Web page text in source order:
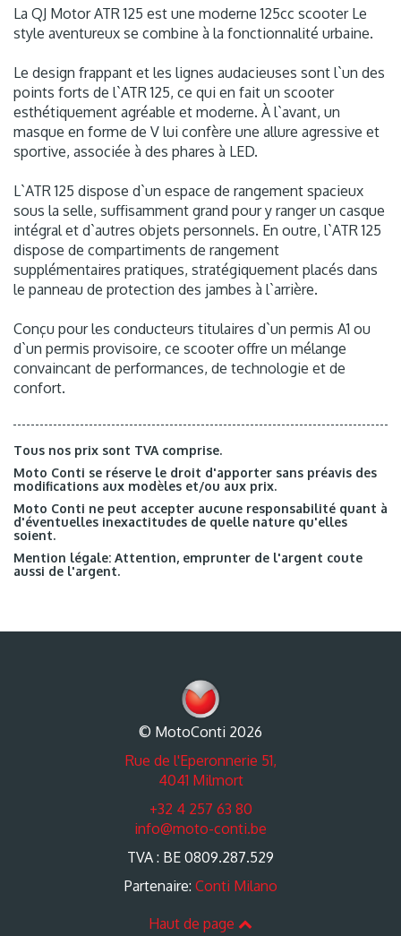
La QJ Motor ATR 125 est une moderne 125cc scooter Le
style aventureux se combine à la fonctionnalité urbaine.
Le design frappant et les lignes audacieuses sont l`un des
points forts de l`ATR 125, ce qui en fait un scooter
esthétiquement agréable et moderne. À l`avant, un
masque en forme de V lui confère une allure agressive et
sportive, associée à des phares à LED.
L`ATR 125 dispose d`un espace de rangement spacieux
sous la selle, suffisamment grand pour y ranger un casque
intégral et d`autres objets personnels. En outre, l`ATR 125
dispose de compartiments de rangement
supplémentaires pratiques, stratégiquement placés dans
le panneau de protection des jambes à l`arrière.
Conçu pour les conducteurs titulaires d`un permis A1 ou
d`un permis provisoire, ce scooter offre un mélange
convaincant de performances, de technologie et de
confort.
Tous nos prix sont TVA comprise.
Moto Conti se réserve le droit d'apporter sans préavis des
modifications aux modèles et/ou aux prix.
Moto Conti ne peut accepter aucune responsabilité quant à
d'éventuelles inexactitudes de quelle nature qu'elles
soient.
Mention légale: Attention, emprunter de l'argent coute
aussi de l'argent.
© MotoConti 2026
Rue de l'Eperonnerie 51,
4041 Milmort
+32 4 257 63 80
info@moto-conti.be
TVA : BE 0809.287.529
Partenaire: Conti Milano
Haut de page